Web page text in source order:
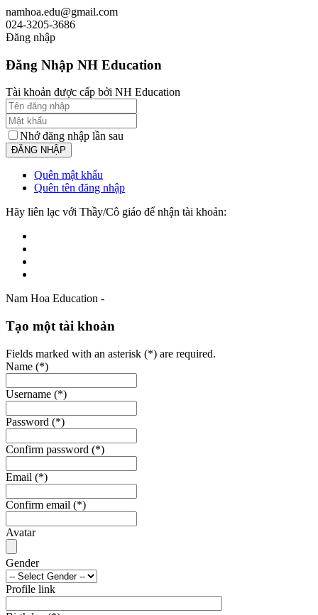
namhoa.edu@gmail.com
024-3205-3686
Đăng nhập
Đăng Nhập NH Education
Tài khoản được cấp bởi NH Education
Nhớ đăng nhập lần sau
Quên mật khẩu
Quên tên đăng nhập
Hãy liên lạc với Thầy/Cô giáo để nhận tài khoản:
Nam Hoa Education -
Tạo một tài khoản
Fields marked with an asterisk (*) are required.
Name (*)
Username (*)
Password (*)
Confirm password (*)
Email (*)
Confirm email (*)
Avatar
Gender
Profile link